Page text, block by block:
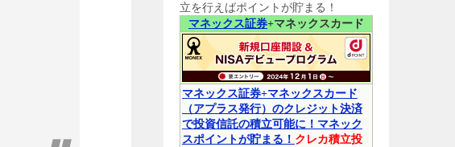
立を行えばポイントが貯まる！
マネックス証券+マネックスカード
マネックス証券+マネックスカード
（アプラス発行）のクレジット決済
で投資信託の積立可能に！マネック
スポイントが貯まる！ クレカ積立投